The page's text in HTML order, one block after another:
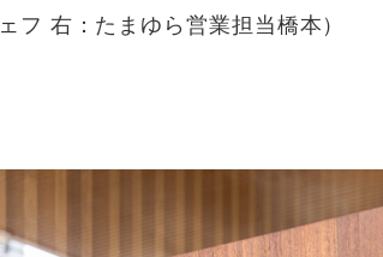
フ 右：たまゆら営業担当橋本）